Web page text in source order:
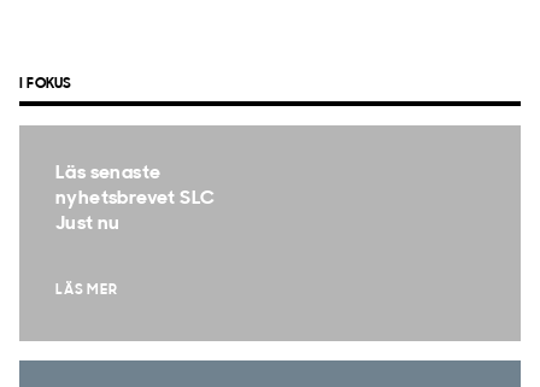
I FOKUS
Läs senaste
nyhetsbrevet SLC
Just nu
LÄS MER